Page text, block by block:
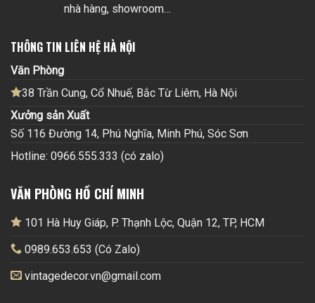
nhà hàng, showroom…
THÔNG TIN LIÊN HỆ HÀ NỘI
Văn Phòng
38 Trần Cung, Cổ Nhuế, Bắc Từ Liêm, Hà Nội
Xưởng sản Xuất
Số 116 Đường 14, Phú Nghĩa, Minh Phú, Sóc Sơn
Hotline: 0966.555.333 (có zalo)
VĂN PHÒNG HỒ CHÍ MINH
101 Hà Huy Giáp, P. Thạnh Lộc, Quận 12, TP, HCM
0989.653.653 (Có Zalo)
vintagedecor.vn@gmail.com